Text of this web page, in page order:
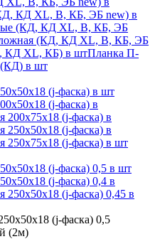
КД XL, В, КБ, ЭБ new) в
(КД, КД XL, В, КБ, ЭБ
(КД, КД XL, В, КБ, ЭБ
КД XL, КБ) в штПланка П-
(КД) в шт
(j-фаска) в шт
(j-фаска) в
200х75х18 (j-фаска) в
250х50х18 (j-фаска) в
250х75х18 (j-фаска) в шт
(j-фаска) 0,5 в шт
(j-фаска) 0,4 в
250х50х18 (j-фаска) 0,45 в
(j-фаска) 0,5
(2м)